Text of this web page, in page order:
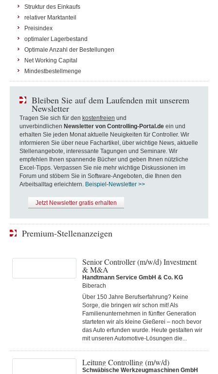
Struktur des Einkaufs
relativer Marktanteil
Preisindex
optimaler Lagerbestand
Optimale Anzahl der Bestellungen
Net Working Capital
Mindestbestellmenge
Bleiben Sie auf dem Laufenden mit unserem
Newsletter
Tragen Sie sich für den kostenfreien und
unverbindlichen Newsletter von Controlling-Portal.de ein und
erhalten Sie jeden Monat aktuelle Neuigkeiten für Controller. Wir
informieren Sie über neue Fachartikel, über wichtige News, aktuelle
Stellenangebote, interessante Tagungen und Seminare. Wir
empfehlen Ihnen spannende Bücher und geben Ihnen nützliche
Excel-Tipps. Verpassen Sie nie mehr wichtige Diskussionen im
Forum und stöbern Sie in Software-Angeboten, die Ihnen den
Arbeitsalltag erleichtern. Beispiel-Newsletter >>
Jetzt Newsletter gratis erhalten
Premium-Stellenanzeigen
Senior Controller (m/w/d) Investment
& M&A
Handtmann Service GmbH & Co. KG
Biberach
Über 150 Jahre Berufserfahrung? Keine
Sorge, die bringen wir schon mit! Als
Familienunternehmen in fünfter Generation
starteten wir als kleine Gießerei – noch bevor
das Auto erfunden wurde. Heute gestalten wir
mit unseren Automotive-Lösungen die...
Leitung Controlling (m/w/d)
Schwäbische Werkzeugmaschinen GmbH